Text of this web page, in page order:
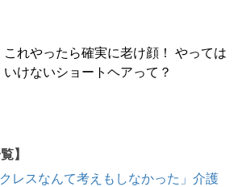
これやったら確実に老け顔！ やっては
いけないショートヘアって？
】
レスなんて考えもしなかった」介護